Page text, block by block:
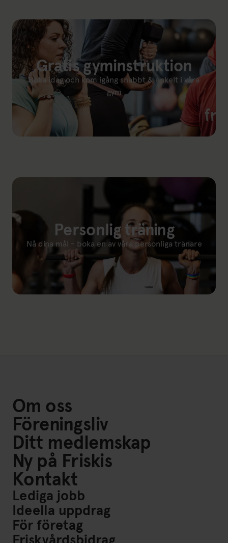
Gratis gyminstruktion
Boka idag och kom igång snabbt & enkelt i våra
gym
Personlig träning
Nå dina mål - boka en av våra personliga tränare
Om oss
Föreningsliv
Ditt medlemskap
Ny på Friskis
Kontakt
Lediga jobb
Ideella uppdrag
För företag